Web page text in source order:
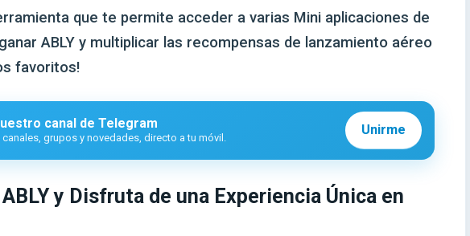
que te permite acceder a varias Mini aplicaciones de
ABLY y multiplicar las recompensas de lanzamiento aéreo
favoritos!
canal de Telegram
grupos y novedades, directo a tu móvil.
Unirme
ABLY y Disfruta de una Experiencia Única en